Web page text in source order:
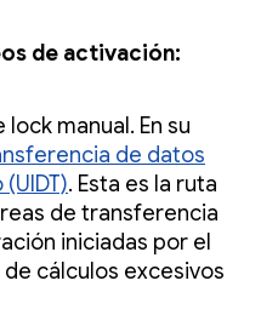
de activación:
manual. En su
de datos
. Esta es la ruta
de transferencia
iniciadas por el
cálculos excesivos